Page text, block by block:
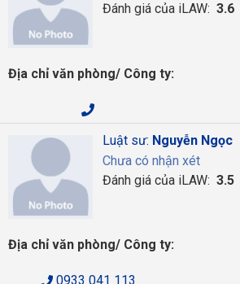
Đánh giá của iLAW: 3.6
Địa chỉ văn phòng/ Công ty:
Luật sư: Nguyễn Ngọc
Chưa có nhận xét
Đánh giá của iLAW: 3.5
Địa chỉ văn phòng/ Công ty:
0933 041 113